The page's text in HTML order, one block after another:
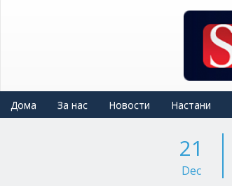
Дома За нас Новости Настани
21
Dec